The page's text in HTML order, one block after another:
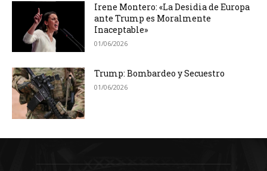
Irene Montero: «La Desidia de Europa
ante Trump es Moralmente
Inaceptable»
01/06/2026
Trump: Bombardeo y Secuestro
01/06/2026